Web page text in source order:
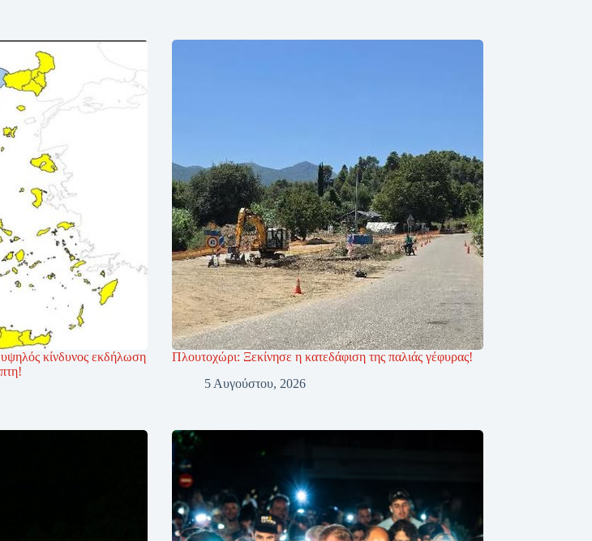
κίνδυνος εκδήλωση
Πλουτοχώρι: Ξεκίνησε η κατεδάφιση της παλιάς γέφυρας!
5 Αυγούστου, 2026